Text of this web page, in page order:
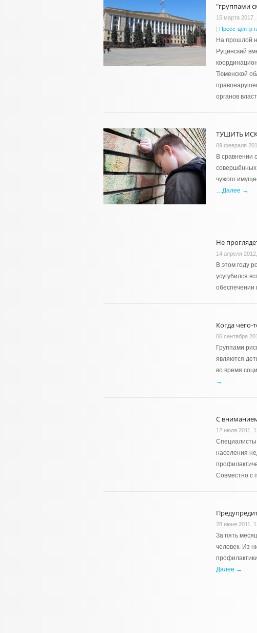
"группами
15 марта 2017,
| Пресс-центр
На прошлой
Руцинский
Тюменской
органов
ТУШИТЬ
09 февраля
В сравнении
совершённых
чужого
…Далее →
Не
14 апреля
В этом году
усугубился
обеспечении
Когда чего-
06 сентября
Группами
являются
во время
→
С
12 июля 2011,
Специалисты
населения
Совместно с
28 июня 2011,
За пять
человек. Из
Далее →